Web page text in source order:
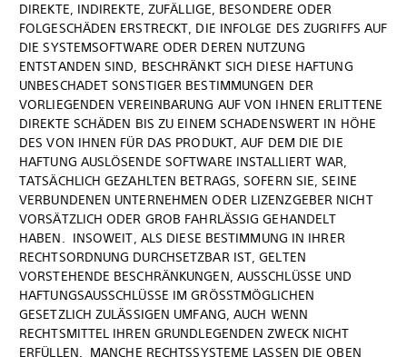
DIREKTE, INDIREKTE, ZUFÄLLIGE, BESONDERE ODER
FOLGESCHÄDEN ERSTRECKT, DIE INFOLGE DES ZUGRIFFS AUF
DIE SYSTEMSOFTWARE ODER DEREN NUTZUNG
ENTSTANDEN SIND, BESCHRÄNKT SICH DIESE HAFTUNG
UNBESCHADET SONSTIGER BESTIMMUNGEN DER
VORLIEGENDEN VEREINBARUNG AUF VON IHNEN ERLITTENE
DIREKTE SCHÄDEN BIS ZU EINEM SCHADENSWERT IN HÖHE
DES VON IHNEN FÜR DAS PRODUKT, AUF DEM DIE DIE
HAFTUNG AUSLÖSENDE SOFTWARE INSTALLIERT WAR,
TATSÄCHLICH GEZAHLTEN BETRAGS, SOFERN SIE, SEINE
VERBUNDENEN UNTERNEHMEN ODER LIZENZGEBER NICHT
VORSÄTZLICH ODER GROB FAHRLÄSSIG GEHANDELT
HABEN. INSOWEIT, ALS DIESE BESTIMMUNG IN IHRER
RECHTSORDNUNG DURCHSETZBAR IST, GELTEN
VORSTEHENDE BESCHRÄNKUNGEN, AUSSCHLÜSSE UND
HAFTUNGSAUSSCHLÜSSE IM GRÖSSTMÖGLICHEN
GESETZLICH ZULÄSSIGEN UMFANG, AUCH WENN
RECHTSMITTEL IHREN GRUNDLEGENDEN ZWECK NICHT
ERFÜLLEN. MANCHE RECHTSSYSTEME LASSEN DIE OBEN